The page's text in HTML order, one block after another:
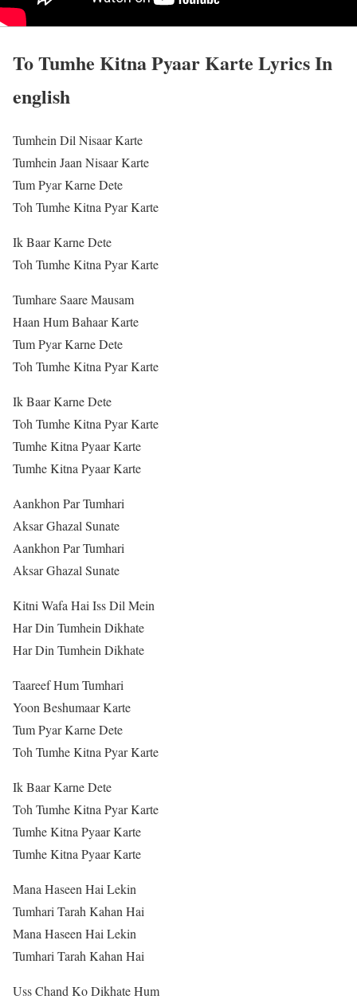
To Tumhe Kitna Pyaar Karte Lyrics In
english
Tumhein Dil Nisaar Karte
Tumhein Jaan Nisaar Karte
Tum Pyar Karne Dete
Toh Tumhe Kitna Pyar Karte
Ik Baar Karne Dete
Toh Tumhe Kitna Pyar Karte
Tumhare Saare Mausam
Haan Hum Bahaar Karte
Tum Pyar Karne Dete
Toh Tumhe Kitna Pyar Karte
Ik Baar Karne Dete
Toh Tumhe Kitna Pyar Karte
Tumhe Kitna Pyaar Karte
Tumhe Kitna Pyaar Karte
Aankhon Par Tumhari
Aksar Ghazal Sunate
Aankhon Par Tumhari
Aksar Ghazal Sunate
Kitni Wafa Hai Iss Dil Mein
Har Din Tumhein Dikhate
Har Din Tumhein Dikhate
Taareef Hum Tumhari
Yoon Beshumaar Karte
Tum Pyar Karne Dete
Toh Tumhe Kitna Pyar Karte
Ik Baar Karne Dete
Toh Tumhe Kitna Pyar Karte
Tumhe Kitna Pyaar Karte
Tumhe Kitna Pyaar Karte
Mana Haseen Hai Lekin
Tumhari Tarah Kahan Hai
Mana Haseen Hai Lekin
Tumhari Tarah Kahan Hai
Uss Chand Ko Dikhate Hum